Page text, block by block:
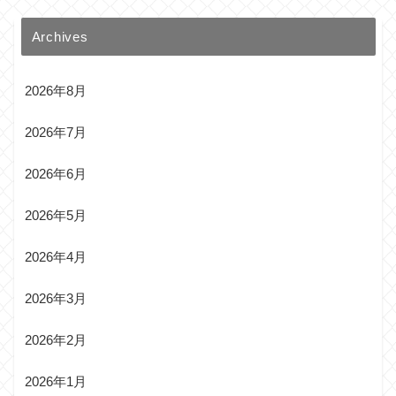
Archives
2026年8月
2026年7月
2026年6月
2026年5月
2026年4月
2026年3月
2026年2月
2026年1月